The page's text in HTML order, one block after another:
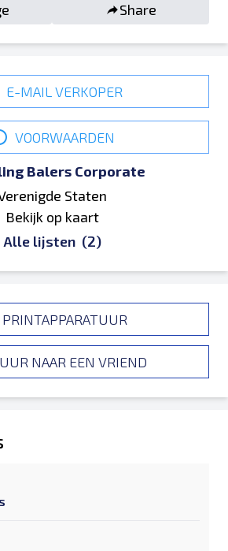
Share
E-MAIL VERKOPER
VOORWAARDEN
Balers Corporate
Staten
Bekijk op kaart
Alle lijsten (2)
PRINTAPPARATUUR
NAAR EEN VRIEND